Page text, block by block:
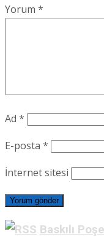
Yorum *
Ad *
E-posta *
İnternet sitesi
Baskılı